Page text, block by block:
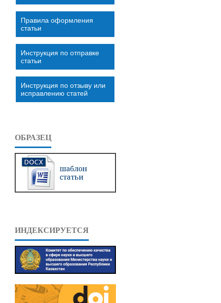
Правила оформления
статьи
Инструкция по отправке
статьи
Инструкция по отзыву или
исправлению статей
ОБРАЗЕЦ
ИНДЕКСИРУЕТСЯ